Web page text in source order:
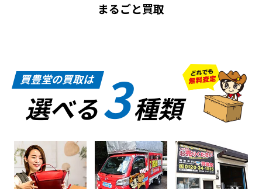
まるごと買取
買豊堂の買取は
選べる3種類